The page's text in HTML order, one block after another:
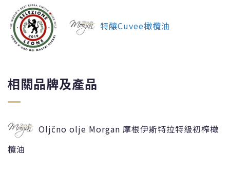
特釀Cuvee橄欖油
相關品牌及產品
Oljčno olje Morgan 摩根伊斯特拉特級初榨橄
欖油